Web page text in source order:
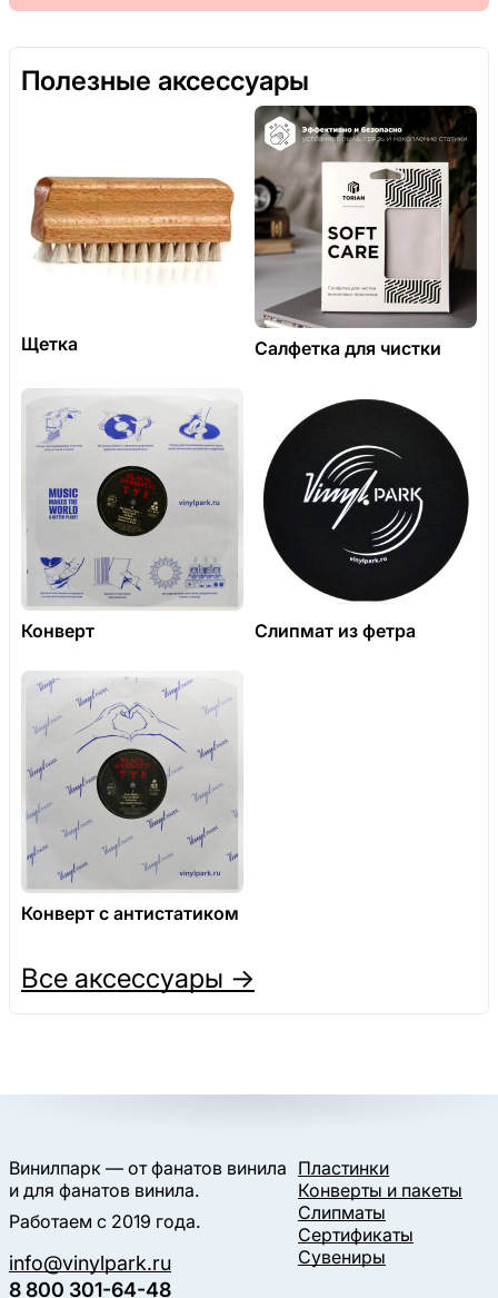
Полезные аксессуары
Щетка Салфетка для чистки
Конверт Слипмат из фетра
Конверт с антистатиком
Все аксессуары →
Винилпарк — от фанатов винила
и для фанатов винила.
Работаем с 2019 года.
info@vinylpark.ru
8 800 301-64-48
Пластинки
Конверты и пакеты
Слипматы
Сертификаты
Сувениры